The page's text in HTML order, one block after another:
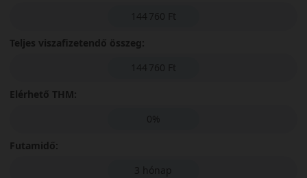
144 760 Ft
Teljes viszafizetendő összeg:
144 760 Ft
Elérhető THM:
0%
Futamidő:
3 hónap